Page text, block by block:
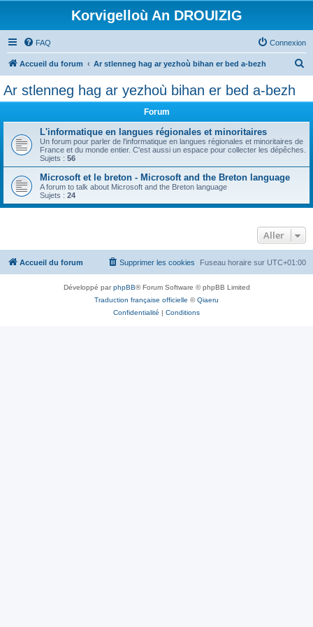
Korvigelloù An DROUIZIG
FAQ Connexion
Accueil du forum Ar stlenneg hag ar yezhoù bihan er bed a-bezh
Ar stlenneg hag ar yezhoù bihan er bed a-bezh
Forum
L'informatique en langues régionales et minoritaires
Un forum pour parler de l'informatique en langues régionales et minoritaires de
France et du monde entier. C'est aussi un espace pour collecter les dépêches.
Sujets : 56
Microsoft et le breton - Microsoft and the Breton language
A forum to talk about Microsoft and the Breton language
Sujets : 24
Aller
Accueil du forum Fuseau horaire sur UTC+01:00
Supprimer les cookies
Développé parphpBB® Forum Software © phpBB Limited
Traduction française officielle ©Qiaeru
Confidentialité | Conditions